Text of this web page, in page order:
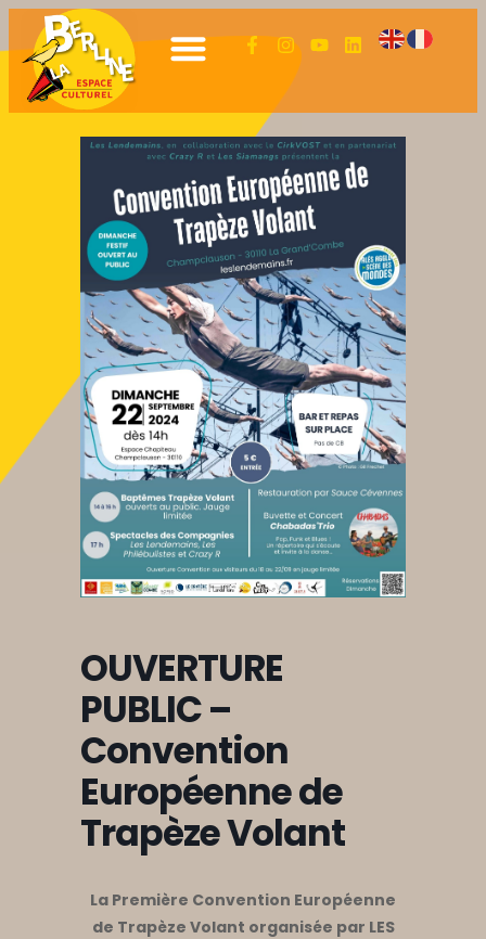
OUVERTURE
PUBLIC –
Convention
Européenne de
Trapèze Volant
La Première Convention Européenne
de Trapèze Volant organisée par LES